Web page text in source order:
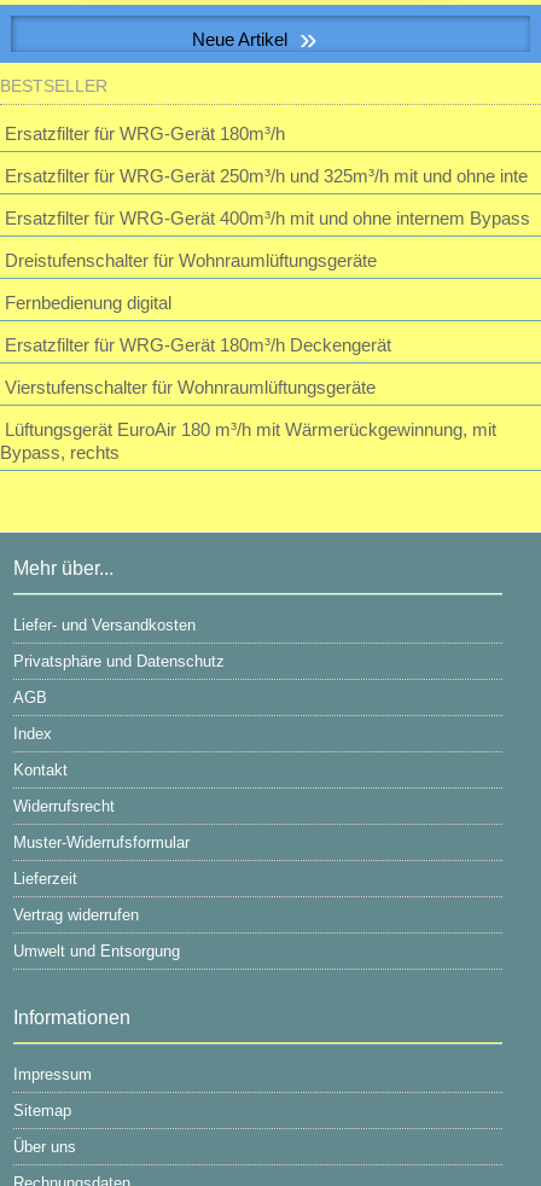
E-Mail-Adresse:
Passwort:
Passwort vergessen?
Neue Artikel »
Muffe f. Erdwärmetauscherrohr inkl. 2 Dichtungen
BESTSELLER
Ersatzfilter für WRG-Gerät 180m³/h
Ersatzfilter für WRG-Gerät 250m³/h und 325m³/h mit und ohne inte
Ersatzfilter für WRG-Gerät 400m³/h mit und ohne internem Bypass
Dreistufenschalter für Wohnraumlüftungsgeräte
Fernbedienung digital
Ersatzfilter für WRG-Gerät 180m³/h Deckengerät
Vierstufenschalter für Wohnraumlüftungsgeräte
Lüftungsgerät EuroAir 180 m³/h mit Wärmerückgewinnung, mit
Bypass, rechts
Mehr über...
Liefer- und Versandkosten
Privatsphäre und Datenschutz
AGB
Index
Kontakt
Widerrufsrecht
Muster-Widerrufsformular
Lieferzeit
Vertrag widerrufen
Umwelt und Entsorgung
Informationen
Impressum
Sitemap
Über uns